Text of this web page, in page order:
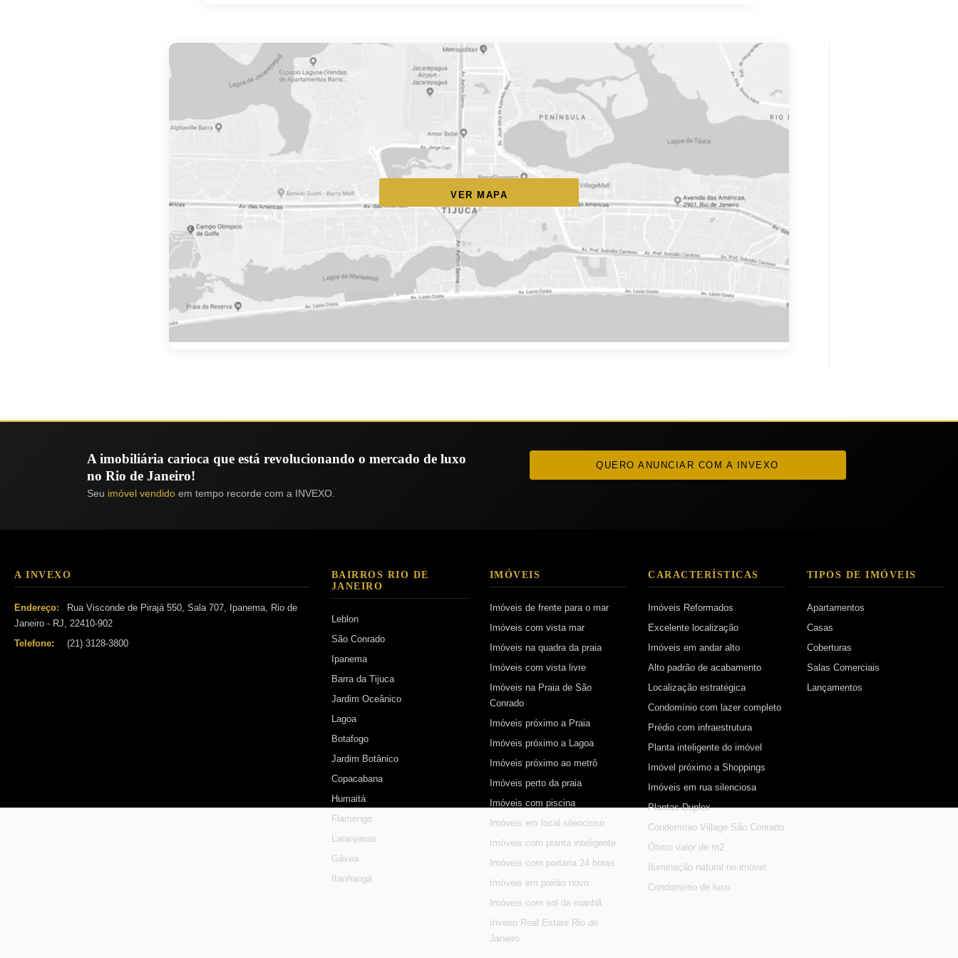
VER MAPA
A imobiliária carioca que está revolucionando o mercado de luxo
no Rio de Janeiro!
Seu imóvel vendido em tempo recorde com a INVEXO.
QUERO ANUNCIAR COM A INVEXO
A INVEXO
Endereço:
Rua Visconde de Pirajá 550, Sala 707, Ipanema, Rio de
Janeiro - RJ, 22410-902
Telefone:
(21) 3128-3800
BAIRROS RIO DE
JANEIRO
Leblon
São Conrado
Ipanema
Barra da Tijuca
Jardim Oceânico
Lagoa
Botafogo
Jardim Botânico
Copacabana
Humaitá
Flamengo
Laranjeiras
Gávea
Itanhangá
IMÓVEIS
Imóveis de frente para o mar
Imóveis com vista mar
Imóveis na quadra da praia
Imóveis com vista livre
Imóveis na Praia de São
Conrado
Imóveis próximo a Praia
Imóveis próximo a Lagoa
Imóveis próximo ao metrô
Imóveis perto da praia
Imóveis com piscina
Imóveis em local silencioso
Imóveis com planta inteligente
Imóveis com portaria 24 horas
Imóveis em prédio novo
Imóveis com sol da manhã
Invexo Real Estate Rio de
Janeiro
CARACTERÍSTICAS
Imóveis Reformados
Excelente localização
Imóveis em andar alto
Alto padrão de acabamento
Localização estratégica
Condomínio com lazer completo
Prédio com infraestrutura
Planta inteligente do imóvel
Imóvel próximo a Shoppings
Imóveis em rua silenciosa
Plantas Duplex
Condomínio Village São Conrado
Ótimo valor de m2
Iluminação natural no imóvel
Condomínio de luxo
TIPOS DE IMÓVEIS
Apartamentos
Casas
Coberturas
Salas Comerciais
Lançamentos